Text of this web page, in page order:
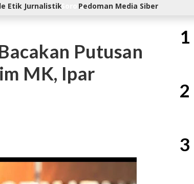
Sorotan
Etik Jurnalistik Pedoman Media Siber
Putusan
MK, Ipar
1
2
3